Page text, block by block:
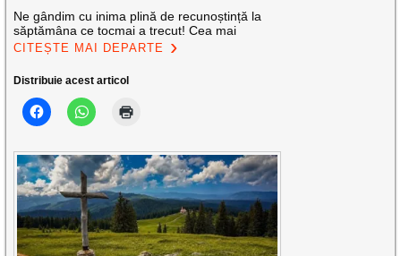
Ne gândim cu inima plină de recunoștință la
săptămâna ce tocmai a trecut! Cea mai
CITEȘTE MAI DEPARTE
Distribuie acest articol